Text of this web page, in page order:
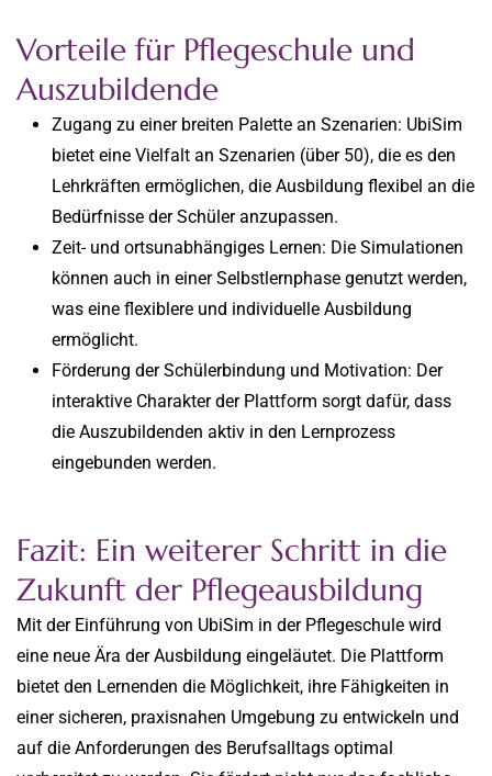
Vorteile für Pflegeschule und
Auszubildende
Zugang zu einer breiten Palette an Szenarien: UbiSim
bietet eine Vielfalt an Szenarien (über 50), die es den
Lehrkräften ermöglichen, die Ausbildung flexibel an die
Bedürfnisse der Schüler anzupassen.
Zeit- und ortsunabhängiges Lernen: Die Simulationen
können auch in einer Selbstlernphase genutzt werden,
was eine flexiblere und individuelle Ausbildung
ermöglicht.
Förderung der Schülerbindung und Motivation: Der
interaktive Charakter der Plattform sorgt dafür, dass
die Auszubildenden aktiv in den Lernprozess
eingebunden werden.
Fazit: Ein weiterer Schritt in die
Zukunft der Pflegeausbildung
Mit der Einführung von UbiSim in der Pflegeschule wird
eine neue Ära der Ausbildung eingeläutet. Die Plattform
bietet den Lernenden die Möglichkeit, ihre Fähigkeiten in
einer sicheren, praxisnahen Umgebung zu entwickeln und
auf die Anforderungen des Berufsalltags optimal